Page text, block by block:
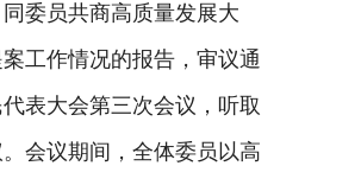
委员共商高质量发展大
工作情况的报告，审议通
表大会第三次会议，听取
会议期间，全体委员以高